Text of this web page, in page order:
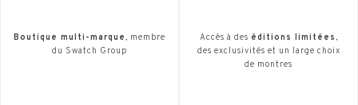
Boutique multi-marque, membre
du Swatch Group
Accès à des éditions limitées,
des exclusivités et un large choix
de montres